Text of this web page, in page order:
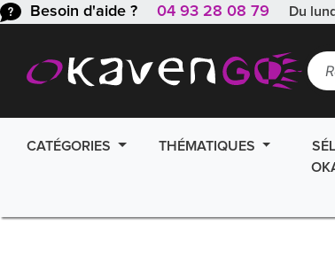
Besoin d'aide ? 04 93 28 08 79 Du
CATÉGORIES THÉMATIQUES